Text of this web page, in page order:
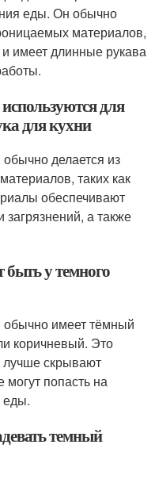
еды. Он обычно
материалов,
и имеет длинные рукава
для
для кухни
делается из
таких как
обеспечивают
а также
быть у темного
обычно имеет тёмный
коричневый. Это
лучше скрывают
могут попасть на
еды.
темный